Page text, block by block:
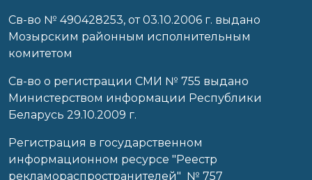
Cв-во № 490428253, от 03.10.2006 г. выдано
Мозырским районным исполнительным
комитетом
Св-во о регистрации СМИ № 755 выдано
Министерством информации Республики
Беларусь 29.10.2009 г.
Регистрация в государственном
информационном ресурсе "Реестр
рекламораспространителей" № 757